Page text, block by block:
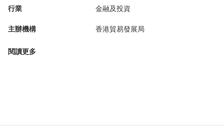
行業 金融及投資
主辦機構 香港貿易發展局
閱讀更多